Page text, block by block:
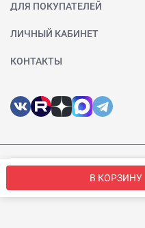
В КОРЗИНУ
ДЛЯ ПОКУПАТЕЛЕЙ
ЛИЧНЫЙ КАБИНЕТ
КОНТАКТЫ
© 2026 Веда